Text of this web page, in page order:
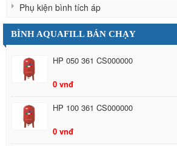
Phụ kiện bình tích áp
BÌNH AQUAFILL BÁN CHẠY
HP 050 361 CS000000
0 vnđ
HP 100 361 CS000000
0 vnđ